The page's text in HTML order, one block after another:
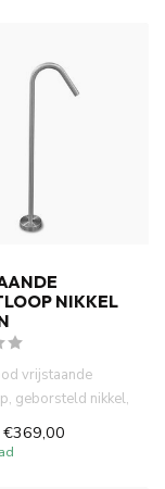
NIKKEL
vrijstaande
geborsteld nikkel,
€369,00